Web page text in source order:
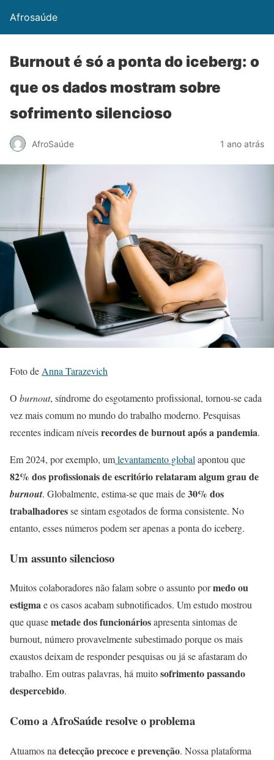
Afrosaúde
Burnout é só a ponta do iceberg: o
que os dados mostram sobre
sofrimento silencioso
AfroSaúde 1 ano atrás
Foto de Anna Tarazevich
O burnout, síndrome do esgotamento profissional, tornou-se cada
vez mais comum no mundo do trabalho moderno. Pesquisas
recentes indicam níveisrecordes de burnout após a pandemia.
Em 2024, por exemplo, umlevantamento global apontou que
82% dos profissionais de escritório relataram algum grau de
burnout. Globalmente, estima-se que mais de30% dos
trabalhadoresse sintam esgotados de forma consistente. No
entanto, esses números podem ser apenas a ponta do iceberg.
Um assunto silencioso
Muitos colaboradores não falam sobre o assunto pormedo ou
estigmae os casos acabam subnotificados. Um estudo mostrou
que quasemetade dos funcionáriosapresenta sintomas de
burnout, número provavelmente subestimado porque os mais
exaustos deixam de responder pesquisas ou já se afastaram do
trabalho. Em outras palavras, há muitosofrimento passando
despercebido.
Como a AfroSaúde resolve o problema
Atuamos na detecção precoce e prevenção. Nossa plataforma